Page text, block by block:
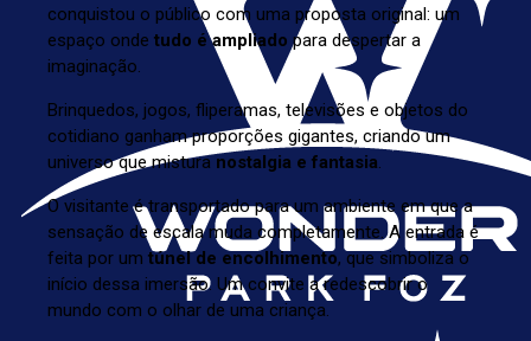
conquistou o público com uma proposta original: um
espaço onde tudo é ampliado para despertar a
imaginação.
Brinquedos, jogos, fliperamas, televisões e objetos do
cotidiano ganham proporções gigantes, criando um
universo que misturanostalgia e fantasia
O visitante é transportado para um ambiente em que a
sensação de escala muda completamente. A entrada é
feita por um túnel de encolhimento, que simboliza o
início dessa imersão. Um convite a redescobrir o
mundo com o olhar de uma criança.